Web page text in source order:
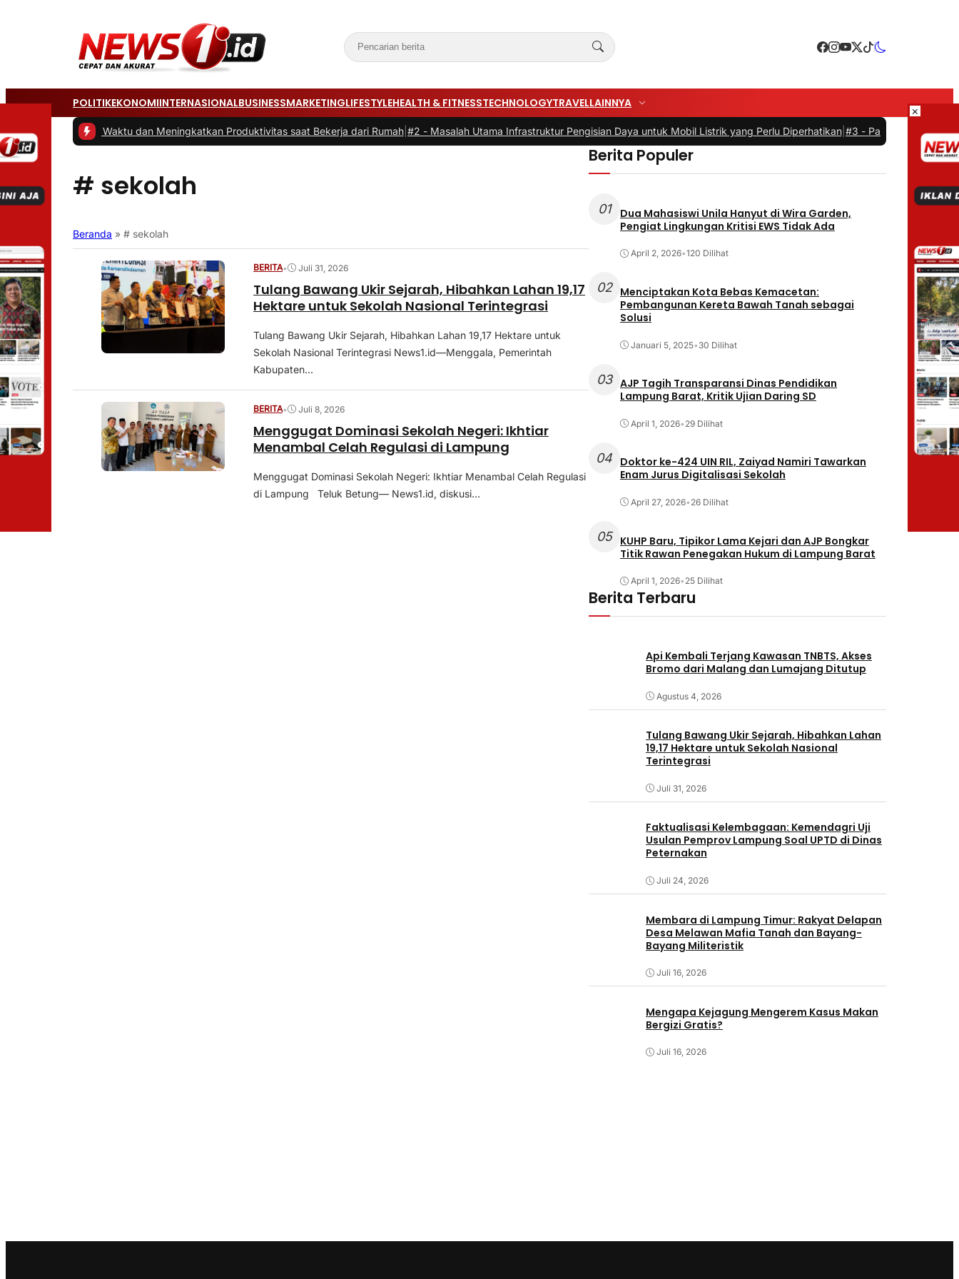
POLITIKEKONOMIINTERNASIONALBUSINESSMARKETINGLIFESTYLEHEALTH & FITNESSTECHNOLOGYTRAVELLAINNYA
Cerdas Mengatur Waktu dan Meningkatkan Produktivitas saat Bekerja dari Rumah|#2 -Masalah Utama Infrastruktur Pengisian Daya untuk Mobil Listrik yang Perlu Diperhatikan|#3 -Panduan Belanja
# sekolah
Beranda » # sekolah
BERITA• Juli 31, 2026
Tulang Bawang Ukir Sejarah, Hibahkan Lahan 19,17
Hektare untuk Sekolah Nasional Terintegrasi
Tulang Bawang Ukir Sejarah, Hibahkan Lahan 19,17 Hektare untuk
Sekolah Nasional Terintegrasi News1.id—Menggala, Pemerintah
Kabupaten...
BERITA• Juli 8, 2026
Menggugat Dominasi Sekolah Negeri: Ikhtiar
Menambal Celah Regulasi di Lampung
Menggugat Dominasi Sekolah Negeri: Ikhtiar Menambal Celah Regulasi
di Lampung Teluk Betung— News1.id, diskusi...
Berita Populer
01
Dua Mahasiswi Unila Hanyut di Wira Garden,
Pengiat Lingkungan Kritisi EWS Tidak Ada
April 2, 2026•120 Dilihat
02
Menciptakan Kota Bebas Kemacetan:
Pembangunan Kereta Bawah Tanah sebagai
Solusi
Januari 5, 2025• 30 Dilihat
03 AJP Tagih Transparansi Dinas Pendidikan
Lampung Barat, Kritik Ujian Daring SD
April 1, 2026• 29 Dilihat
04 Doktor ke-424 UIN RIL, Zaiyad Namiri Tawarkan
Enam Jurus Digitalisasi Sekolah
April 27, 2026• 26 Dilihat
05
KUHP Baru, Tipikor Lama Kejari dan AJP Bongkar
Titik Rawan Penegakan Hukum di Lampung Barat
April 1, 2026• 25 Dilihat
Berita Terbaru
Api Kembali Terjang Kawasan TNBTS, Akses
Bromo dari Malang dan Lumajang Ditutup
Agustus 4, 2026
Tulang Bawang Ukir Sejarah, Hibahkan Lahan
19,17 Hektare untuk Sekolah Nasional
Terintegrasi
Juli 31, 2026
Faktualisasi Kelembagaan: Kemendagri Uji
Usulan Pemprov Lampung Soal UPTD di Dinas
Peternakan
Juli 24, 2026
Membara di Lampung Timur: Rakyat Delapan
Desa Melawan Mafia Tanah dan Bayang-
Bayang Militeristik
Juli 16, 2026
Mengapa Kejagung Mengerem Kasus Makan
Bergizi Gratis?
Juli 16, 2026
×